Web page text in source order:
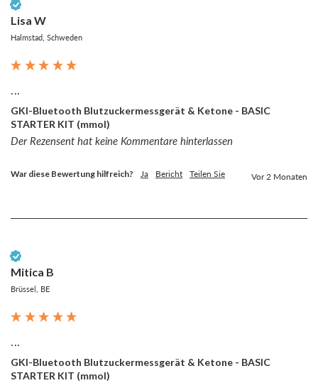
Lisa W
Halmstad, Schweden
...
GKI-Bluetooth Blutzuckermessgerät & Ketone - BASIC
STARTER KIT (mmol)
Der Rezensent hat keine Kommentare hinterlassen
War diese Bewertung hilfreich? Ja Bericht Teilen Sie Vor 2 Monaten
Mitica B
Brüssel, BE
...
GKI-Bluetooth Blutzuckermessgerät & Ketone - BASIC
STARTER KIT (mmol)